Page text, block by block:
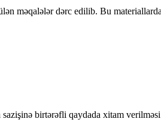
məqalələr dərc edilib. Bu
birtərəfli qaydada xitam